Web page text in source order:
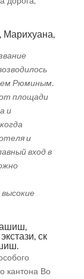
Марихуана,
Рюминым.
от площади
и
и
вход в
ск
кантона Во